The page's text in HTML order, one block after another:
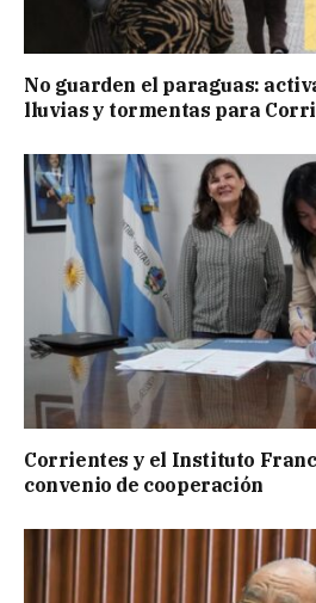
No guarden el paraguas:
lluvias y tormentas para
Corrientes y el Instituto
convenio de cooperación